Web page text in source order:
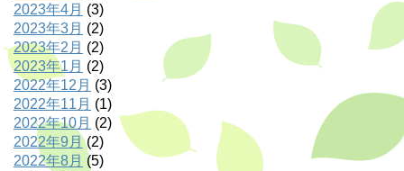
2023年4月 (3)
2023年3月 (2)
2023年2月 (2)
2023年1月 (2)
2022年12月 (3)
2022年11月 (1)
2022年10月 (2)
2022年9月 (2)
2022年8月 (5)